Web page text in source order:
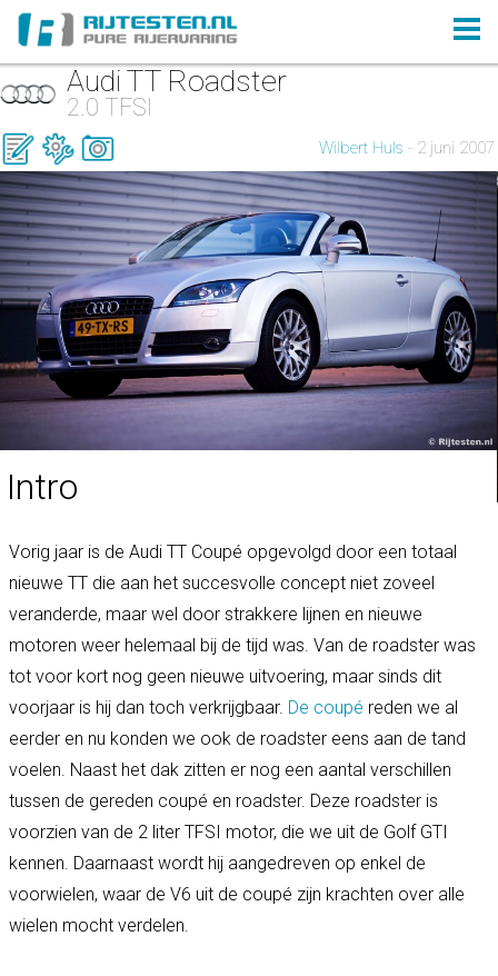
Audi TT Roadster
2.0 TFSI
Wilbert Huls - 2 juni 2007
Intro
Vorig jaar is de Audi TT Coupé opgevolgd door een totaal
nieuwe TT die aan het succesvolle concept niet zoveel
veranderde, maar wel door strakkere lijnen en nieuwe
motoren weer helemaal bij de tijd was. Van de roadster was
tot voor kort nog geen nieuwe uitvoering, maar sinds dit
voorjaar is hij dan toch verkrijgbaar. De coupé reden we al
eerder en nu konden we ook de roadster eens aan de tand
voelen. Naast het dak zitten er nog een aantal verschillen
tussen de gereden coupé en roadster. Deze roadster is
voorzien van de 2 liter TFSI motor, die we uit de Golf GTI
kennen. Daarnaast wordt hij aangedreven op enkel de
voorwielen, waar de V6 uit de coupé zijn krachten over alle
wielen mocht verdelen.